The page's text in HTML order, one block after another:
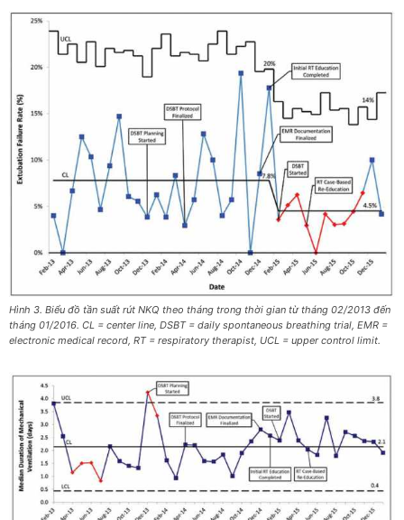
Hình 3. Biểu đồ tần suất rút NKQ theo tháng trong thời gian từ tháng 02/2013 đến
tháng 01/2016. CL = center line, DSBT = daily spontaneous breathing trial, EMR =
electronic medical record, RT = respiratory therapist, UCL = upper control limit.